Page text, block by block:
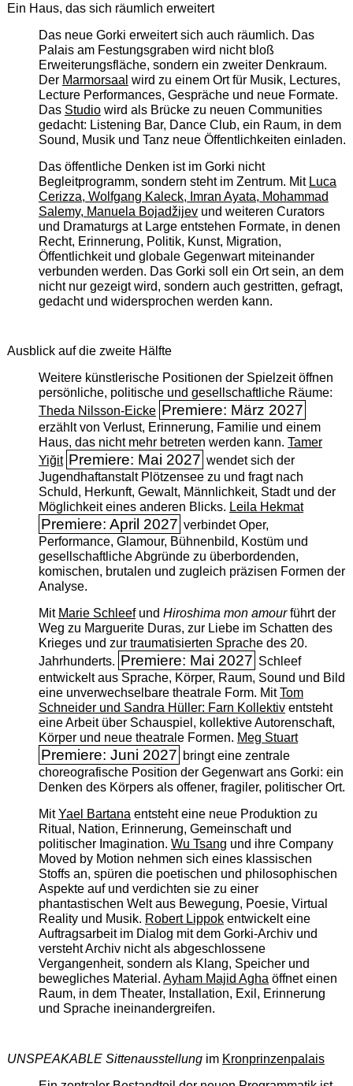
Ein Haus, das sich räumlich erweitert
Das neue Gorki erweitert sich auch räumlich. Das
Palais am Festungsgraben wird nicht bloß
Erweiterungsfläche, sondern ein zweiter Denkraum.
Der Marmorsaal wird zu einem Ort für Musik, Lectures,
Lecture Performances, Gespräche und neue Formate.
Das Studiowird als Brücke zu neuen Communities
gedacht: Listening Bar, Dance Club, ein Raum, in dem
Sound, Musik und Tanz neue Öffentlichkeiten einladen.
Das öffentliche Denken ist im Gorki nicht
Begleitprogramm, sondern steht im Zentrum. Mit Luca
Cerizza, Wolfgang Kaleck, Imran Ayata, Mohammad
Salemy, Manuela Bojadžijevund weiteren Curators
und Dramaturgs at Large entstehen Formate, in denen
Recht, Erinnerung, Politik, Kunst, Migration,
Öffentlichkeit und globale Gegenwart miteinander
verbunden werden. Das Gorki soll ein Ort sein, an dem
nicht nur gezeigt wird, sondern auch gestritten, gefragt,
gedacht und widersprochen werden kann.
Ausblick auf die zweite Hälfte
Weitere künstlerische Positionen der Spielzeit öffnen
persönliche, politische und gesellschaftliche Räume:
Theda Nilsson-Eicke Premiere: März 2027
erzählt von Verlust, Erinnerung, Familie und einem
Haus, das nicht mehr betreten werden kann. Tamer
Yiğit Premiere: Mai 2027 wendet sich der
Jugendhaftanstalt Plötzensee zu und fragt nach
Schuld, Herkunft, Gewalt, Männlichkeit, Stadt und der
Möglichkeit eines anderen Blicks. Leila Hekmat
Premiere: April 2027 verbindet Oper,
Performance, Glamour, Bühnenbild, Kostüm und
gesellschaftliche Abgründe zu überbordenden,
komischen, brutalen und zugleich präzisen Formen der
Analyse.
Mit Marie Schleefund Hiroshima mon amourführt der
Weg zu Marguerite Duras, zur Liebe im Schatten des
Krieges und zur traumatisierten Sprache des 20.
Jahrhunderts. Premiere: Mai 2027 Schleef
entwickelt aus Sprache, Körper, Raum, Sound und Bild
eine unverwechselbare theatrale Form. MitTom
Schneider und Sandra Hüller: Farn Kollektiventsteht
eine Arbeit über Schauspiel, kollektive Autorenschaft,
Körper und neue theatrale Formen. Meg Stuart
Premiere: Juni 2027 bringt eine zentrale
choreografische Position der Gegenwart ans Gorki: ein
Denken des Körpers als offener, fragiler, politischer Ort.
MitYael Bartanaentsteht eine neue Produktion zu
Ritual, Nation, Erinnerung, Gemeinschaft und
politischer Imagination. Wu Tsang und ihre Company
Moved by Motion nehmen sich eines klassischen
Stoffs an, spüren die poetischen und philosophischen
Aspekte auf und verdichten sie zu einer
phantastischen Welt aus Bewegung, Poesie, Virtual
Reality und Musik. Robert Lippokentwickelt eine
Auftragsarbeit im Dialog mit dem Gorki-Archiv und
versteht Archiv nicht als abgeschlossene
Vergangenheit, sondern als Klang, Speicher und
bewegliches Material. Ayham Majid Aghaöffnet einen
Raum, in dem Theater, Installation, Exil, Erinnerung
und Sprache ineinandergreifen.
UNSPEAKABLE Sittenausstellungim Kronprinzenpalais